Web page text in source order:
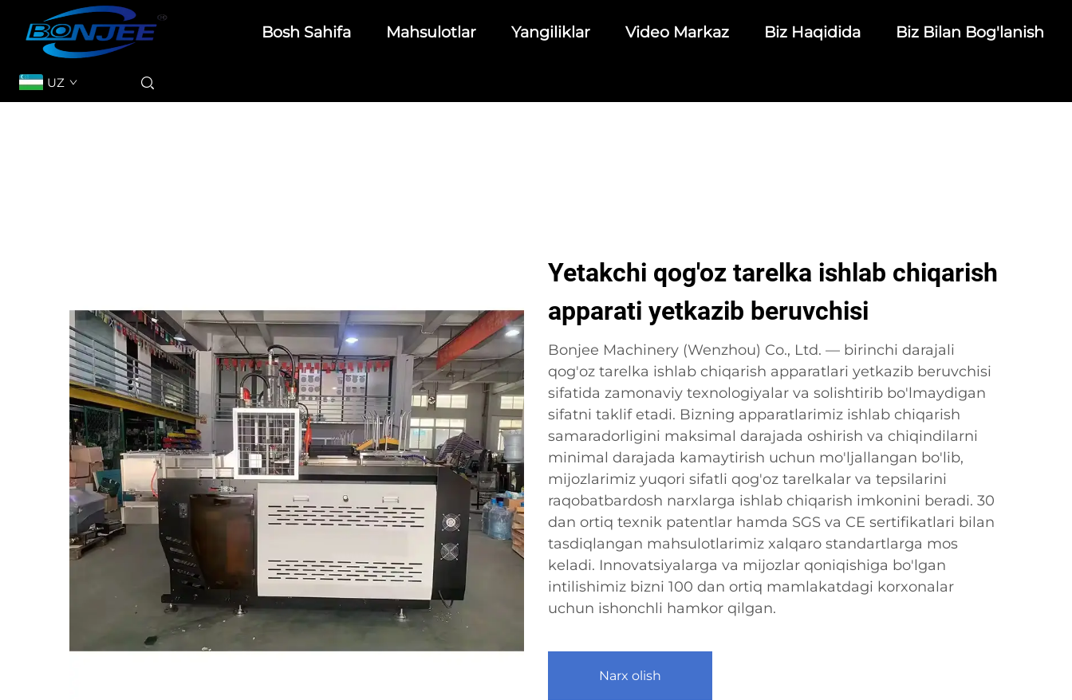
Bosh Sahifa Mahsulotlar Yangiliklar Video Markaz Biz Haqidida Biz Bilan Bog'lanish
UZ
Yetakchi qog'oz tarelka ishlab chiqarish
apparati yetkazib beruvchisi
Bonjee Machinery (Wenzhou) Co., Ltd. — birinchi darajali
qog'oz tarelka ishlab chiqarish apparatlari yetkazib beruvchisi
sifatida zamonaviy texnologiyalar va solishtirib bo'lmaydigan
sifatni taklif etadi. Bizning apparatlarimiz ishlab chiqarish
samaradorligini maksimal darajada oshirish va chiqindilarni
minimal darajada kamaytirish uchun mo'ljallangan bo'lib,
mijozlarimiz yuqori sifatli qog'oz tarelkalar va tepsilarini
raqobatbardosh narxlarga ishlab chiqarish imkonini beradi. 30
dan ortiq texnik patentlar hamda SGS va CE sertifikatlari bilan
tasdiqlangan mahsulotlarimiz xalqaro standartlarga mos
keladi. Innovatsiyalarga va mijozlar qoniqishiga bo'lgan
intilishimiz bizni 100 dan ortiq mamlakatdagi korxonalar
uchun ishonchli hamkor qilgan.
Narx olish